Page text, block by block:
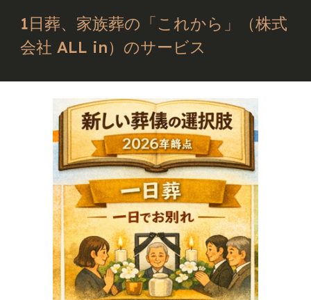
1日葬、家族葬の「これから」（株式
会社 ALL in）のサービス